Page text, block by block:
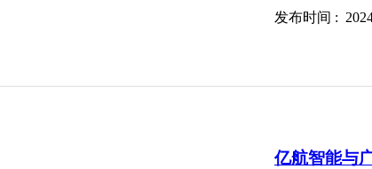
发布时间 :
亿航智能与